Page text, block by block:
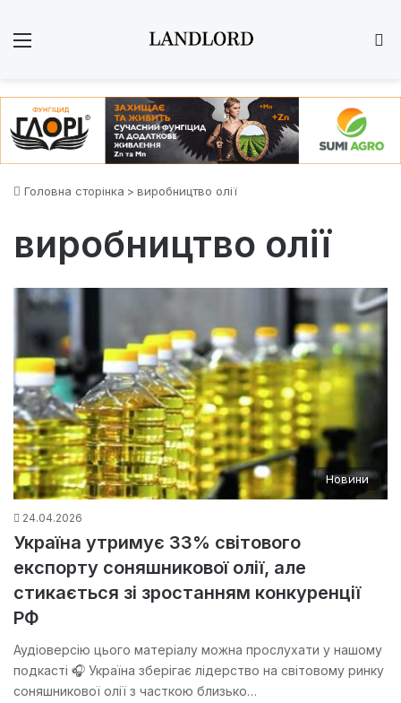
Головна сторінка > виробництво олії
виробництво олії
Новини
24.04.2026
Україна утримує 33% світового
експорту соняшникової олії, але
стикається зі зростанням конкуренції
РФ
Аудіоверсію цього матеріалу можна прослухати у нашому
подкасті 🎧 Україна зберігає лідерство на світовому ринку
соняшникової олії з часткою близько…